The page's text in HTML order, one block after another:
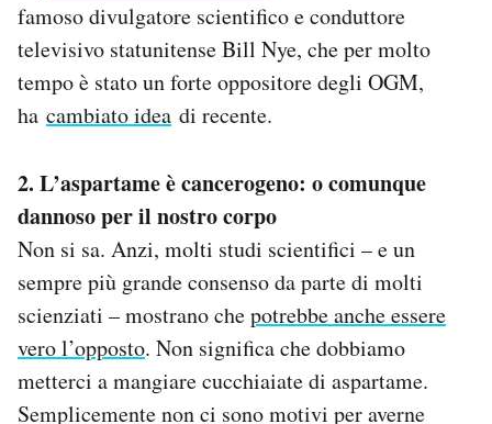
famoso divulgatore scientifico e conduttore
televisivo statunitense Bill Nye, che per molto
tempo è stato un forte oppositore degli OGM,
ha cambiato idea di recente.
2. L’aspartame è cancerogeno: o comunque
dannoso per il nostro corpo
Non si sa. Anzi, molti studi scientifici – e un
sempre più grande consenso da parte di molti
scienziati – mostrano chepotrebbe anche essere
vero l’opposto. Non significa che dobbiamo
metterci a mangiare cucchiaiate di aspartame.
Semplicemente non ci sono motivi per averne